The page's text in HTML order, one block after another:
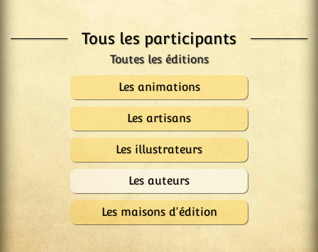
Tous les participants
Les animations
Les artisans
Les illustrateurs
Les auteurs
Les maisons d'édition